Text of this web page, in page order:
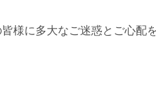
様に多大なご迷惑とご心配